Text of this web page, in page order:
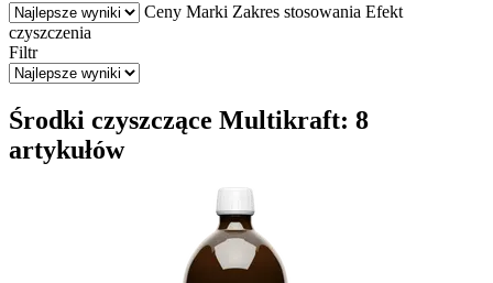
Ceny Marki Zakres stosowania Efekt
czyszczenia
Filtr
Środki czyszczące Multikraft: 8
artykułów